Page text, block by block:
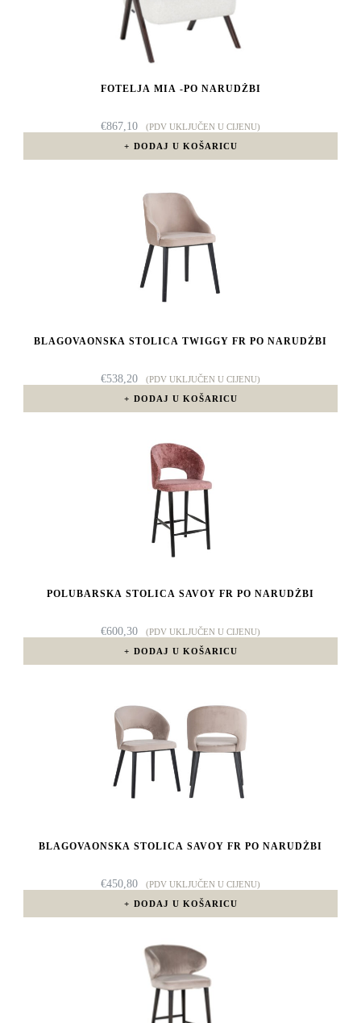
FOTELJA MIA -PO NARUDŽBI
€867,10
(PDV UKLJUČEN U CIJENU)
DODAJ U KOŠARICU
BLAGOVAONSKA STOLICA TWIGGY FR PO NARUDŽBI
€538,20
(PDV UKLJUČEN U CIJENU)
DODAJ U KOŠARICU
POLUBARSKA STOLICA SAVOY FR PO NARUDŽBI
€600,30
(PDV UKLJUČEN U CIJENU)
DODAJ U KOŠARICU
BLAGOVAONSKA STOLICA SAVOY FR PO NARUDŽBI
€450,80
(PDV UKLJUČEN U CIJENU)
DODAJ U KOŠARICU